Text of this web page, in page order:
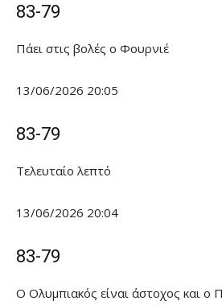
83-79
Πάει στις βολές ο Φουρνιέ
13/06/2026 20:05
83-79
Τελευταίο λεπτό
13/06/2026 20:04
83-79
Ο Ολυμπιακός είναι άστοχος και ο